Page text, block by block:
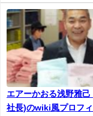
エアーかおる浅野雅
社長)のwiki風プロフ